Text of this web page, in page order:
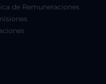
de Remuneraciones